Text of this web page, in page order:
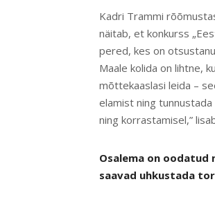
Kadri Trammi
näitab, et konkurss
pered, kes on
Maale kolida on lihtne,
mõttekaaslasi leida –
elamist ning
ning korrastamisel,”
Osalema on oodatud
saavad uhkustada